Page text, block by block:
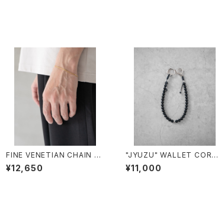
FINE VENETIAN CHAIN B
RACELET /4092-1/細ヴェ
ネチアンチェーンブレスレット
¥12,650
"JYUZU" WALLET CORD/
2026#2/”数珠”ウォレットコ
ード
¥11,000